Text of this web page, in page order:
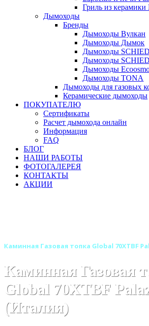
Гриль из
Дымоходы
Бренды
Дымоходы Вулкан
Дымоходы Дымок
Дымоходы
Дымоходы
Дымоходы
Дымоходы TONA
Дымоходы для газовых
Керамические дымоходы
ПОКУПАТЕЛЮ
Сертификаты
Расчет дымохода онлайн
Информация
FAQ
БЛОГ
НАШИ РАБОТЫ
ФОТОГАЛЕРЕЯ
КОНТАКТЫ
АКЦИИ
Каминная Газовая топка Global 70XTBF
Каминная Газовая
Global 70XTBF
(Италия)